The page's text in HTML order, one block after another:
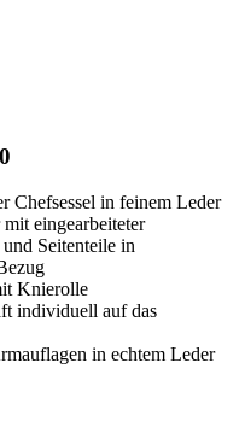
Chefsessel in feinem Leder
eingearbeiteter
Seitenteile in
Knierolle
individuell auf das
in echtem Leder